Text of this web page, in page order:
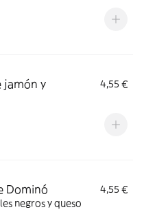
jamón y
4,55 €
Dominó
4,55 €
negros y queso